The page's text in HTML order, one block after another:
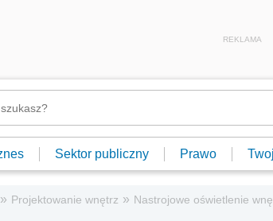
REKLAMA
Sektor publiczny Prawo
» Projektowanie wnętrz » Nastrojowe oświetlenie